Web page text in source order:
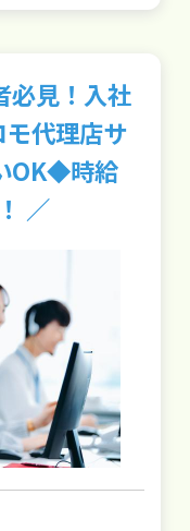
必見！入社
代理店サ
OK◆時給
／